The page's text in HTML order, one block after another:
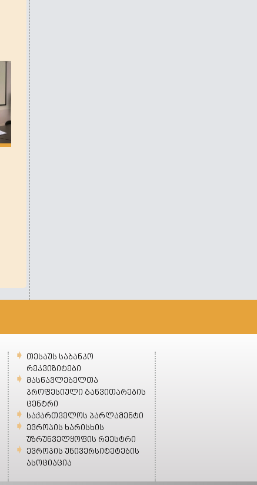
თესაუს საბანკო
რეკვიზიტები
მასწავლებელთა
პროფესიული განვითარების
ცენტრი
საქართველოს პარლამენტი
ევროპის ხარისხის
უზრუნველყოფის რეესტრი
ევროპის უნივერსიტეტების
ასოციაცია